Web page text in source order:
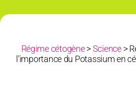
Régime cétogène>Science>
l’importance du Potassium en